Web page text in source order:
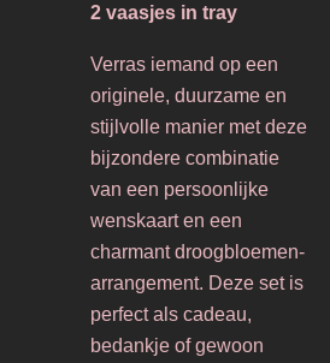
2 vaasjes in tray
Verras iemand op een
originele, duurzame en
stijlvolle manier met deze
bijzondere combinatie
van een persoonlijke
wenskaart en een
charmant droogbloemen-
arrangement. Deze set is
perfect als cadeau,
bedankje of gewoon